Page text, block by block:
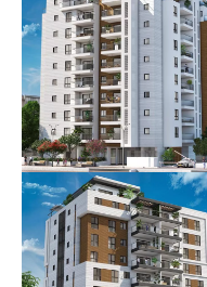
שפירא 31
אוכלס
ברנר 30